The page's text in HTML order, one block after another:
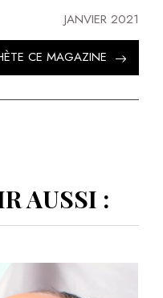
JANVIER 2021
CE MAGAZINE
AUSSI :